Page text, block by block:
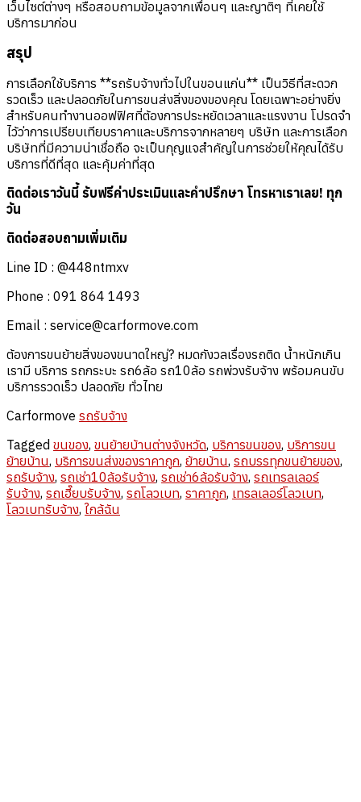
เว็บไซต์ต่างๆ หรือสอบถามข้อมูลจากเพื่อนๆ และญาติๆ ที่เคยใช้
บริการมาก่อน
สรุป
การเลือกใช้บริการ **รถรับจ้างทั่วไปในขอนแก่น** เป็นวิธีที่สะดวก
รวดเร็ว และปลอดภัยในการขนส่งสิ่งของของคุณ โดยเฉพาะอย่างยิ่ง
สำหรับคนทำงานออฟฟิศที่ต้องการประหยัดเวลาและแรงงาน โปรดจำ
ไว้ว่าการเปรียบเทียบราคาและบริการจากหลายๆ บริษัท และการเลือก
บริษัทที่มีความน่าเชื่อถือ จะเป็นกุญแจสำคัญในการช่วยให้คุณได้รับ
บริการที่ดีที่สุด และคุ้มค่าที่สุด
ติดต่อเราวันนี้ รับฟรีค่าประเมินและคำปรึกษา โทรหาเราเลย! ทุก
วัน
ติดต่อสอบถามเพิ่มเติม
Line ID : @448ntmxv
Phone : 091 864 1493
Email : service@carformove.com
ต้องการขนย้ายสิ่งของขนาดใหญ่? หมดกังวลเรื่องรถติด น้ำหนักเกิน
เรามี บริการ รถกระบะ รถ6ล้อ รถ10ล้อ รถพ่วงรับจ้าง พร้อมคนขับ
บริการรวดเร็ว ปลอดภัย ทั่วไทย
Carformove รถรับจ้าง
Tagged ขนของ, ขนย้ายบ้านต่างจังหวัด, บริการขนของ, บริการขน
ย้ายบ้าน, บริการขนส่งของราคาถูก, ย้ายบ้าน, รถบรรทุกขนย้ายของ,
รถรับจ้าง, รถเช่า10ล้อรับจ้าง, รถเช่า6ล้อรับจ้าง, รถเทรลเลอร์
รับจ้าง, รถเฮี๊ยบรับจ้าง, รถโลวเบท, ราคาถูก, เทรลเลอร์โลวเบท,
โลวเบทรับจ้าง, ใกล้ฉัน